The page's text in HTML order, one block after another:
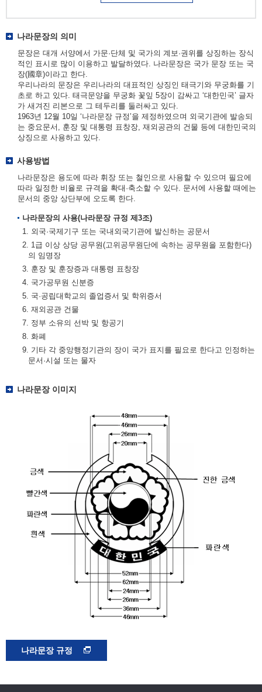
나라문장의 의미
문장은 대개 서양에서 가문·단체 및 국가의 계보·권위를 상징하는 장식
적인 표시로 많이 이용하고 발달하였다. 나라문장은 국가 문장 또는 국
장(國章)이라고 한다.
우리나라의 문장은 우리나라의 대표적인 상징인 태극기와 무궁화를 기
초로 하고 있다. 태극문양을 무궁화 꽃잎 5장이 감싸고 ‘대한민국’ 글자
가 새겨진 리본으로 그 테두리를 둘러싸고 있다.
1963년 12월 10일 ‘나라문장 규정’을 제정하였으며 외국기관에 발송되
는 중요문서, 훈장 및 대통령 표창장, 재외공관의 건물 등에 대한민국의
상징으로 사용하고 있다.
사용방법
나라문장은 용도에 따라 휘장 또는 철인으로 사용할 수 있으며 필요에
따라 일정한 비율로 규격을 확대·축소할 수 있다. 문서에 사용할 때에는
문서의 중앙 상단부에 오도록 한다.
나라문장의 사용(나라문장 규정 제3조)
1. 외국·국제기구 또는 국내외국기관에 발신하는 공문서
2. 1급 이상 상당 공무원(고위공무원단에 속하는 공무원을 포함한다)
의 임명장
3. 훈장 및 훈장증과 대통령 표창장
4. 국가공무원 신분증
5. 국·공립대학교의 졸업증서 및 학위증서
6. 재외공관 건물
7. 정부 소유의 선박 및 항공기
8. 화폐
9. 기타 각 중앙행정기관의 장이 국가 표지를 필요로 한다고 인정하는
문서·시설 또는 물자
나라문장 이미지
나라문장 규정